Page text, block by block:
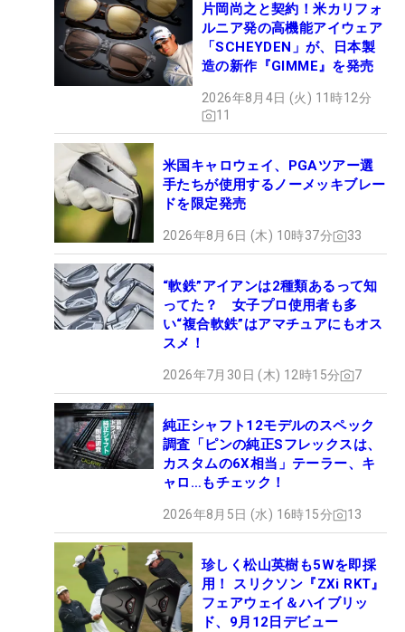
片岡尚之と契約！米カリフォ
ルニア発の高機能アイウェア
「SCHEYDEN」が、日本製
造の新作『GIMME』を発売
2026年8月4日 (火) 11時12分
11
米国キャロウェイ、PGAツアー選
手たちが使用するノーメッキブレー
ドを限定発売
2026年8月6日 (木) 10時37分 33
“軟鉄”アイアンは2種類あるって知
ってた？ 女子プロ使用者も多
い“複合軟鉄”はアマチュアにもオス
スメ！
2026年7月30日 (木) 12時15分 7
純正シャフト12モデルのスペック
調査「ピンの純正Sフレックスは、
カスタムの6X相当」テーラー、キ
ャロ…もチェック！
2026年8月5日 (水) 16時15分 13
珍しく松山英樹も5Wを即採
用！ スリクソン『ZXi RKT』
フェアウェイ＆ハイブリッ
ド、9月12日デビュー